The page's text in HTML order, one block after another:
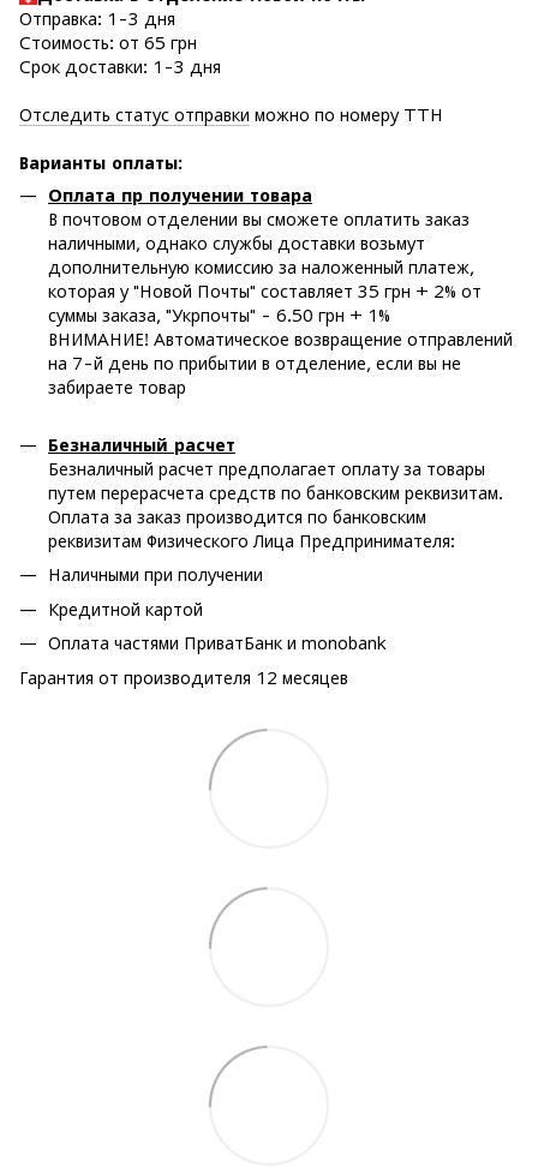
Отправка: 1-3 дня
Стоимость: от 65 грн
Срок доставки: 1-3 дня
Отследить статус отправки можно по номеру ТТН
Варианты оплаты:
Оплата пр получении товара
В почтовом отделении вы сможете оплатить заказ
наличными, однако службы доставки возьмут
дополнительную комиссию за наложенный платеж,
которая у "Новой Почты" составляет 35 грн + 2% от
суммы заказа, "Укрпочты" - 6.50 грн + 1%
ВНИМАНИЕ! Автоматическое возвращение отправлений
на 7-й день по прибытии в отделение, если вы не
забираете товар
Безналичный расчет
Безналичный расчет предполагает оплату за товары
путем перерасчета средств по банковским реквизитам.
Оплата за заказ производится по банковским
реквизитам Физического Лица Предпринимателя:
Наличными при получении
Кредитной картой
Оплата частями ПриватБанк и monobank
Гарантия от производителя 12 месяцев